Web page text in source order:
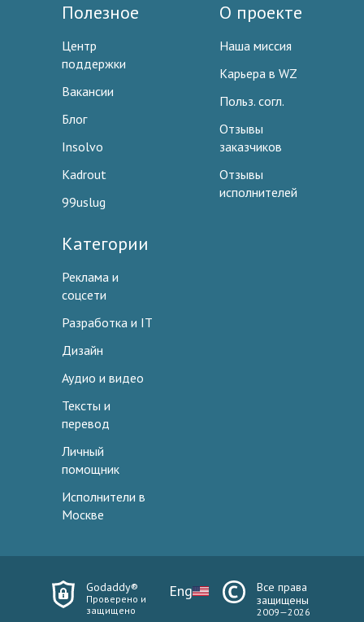
Полезное
Центр
поддержки
Вакансии
Блог
Insolvo
Kadrout
99uslug
О проекте
Наша миссия
Карьера в WZ
Польз. согл.
Отзывы
заказчиков
Отзывы
исполнителей
Категории
Реклама и
соцсети
Разработка и IT
Дизайн
Аудио и видео
Тексты и
перевод
Личный
помощник
Исполнители в
Москве
Godaddy®
Проверено и
защищено
Eng
Все права
защищены
2009—2026